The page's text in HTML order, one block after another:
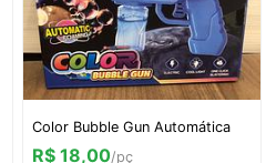
Color Bubble Gun Automática
R$ 18,00/pç